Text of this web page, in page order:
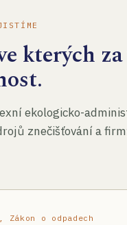
kterých
ekologicko-
znečišťování a
Zákon o odpadech